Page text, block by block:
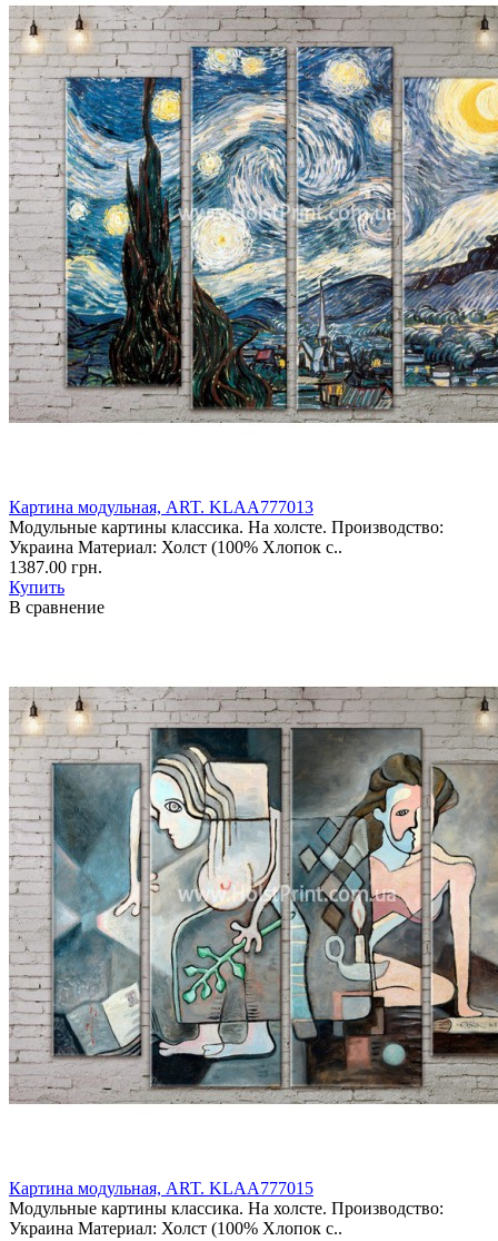
Картина модульная, ART. KLAA777013
Модульные картины классика. На холсте. Производство:
Украина Материал: Холст (100% Хлопок с..
1387.00 грн.
Купить
В сравнение
Картина модульная, ART. KLAA777015
Модульные картины классика. На холсте. Производство:
Украина Материал: Холст (100% Хлопок с..